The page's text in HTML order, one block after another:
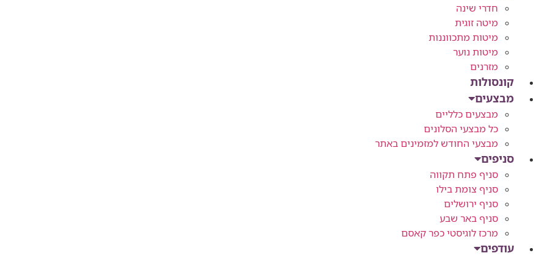
חדרי שינה
מיטה זוגית
מיטות מתכווננות
מיטות נוער
מזרנים
קונסולות
מבצעים
מבצעים כלליים
כל מבצעי הסלונים
מבצעי החודש למזמינים באתר
סניפים
סניף פתח תקווה
סניף צומת בילו
סניף ירושלים
סניף באר שבע
מרכז לוגיסטי כפר קאסם
עודפים